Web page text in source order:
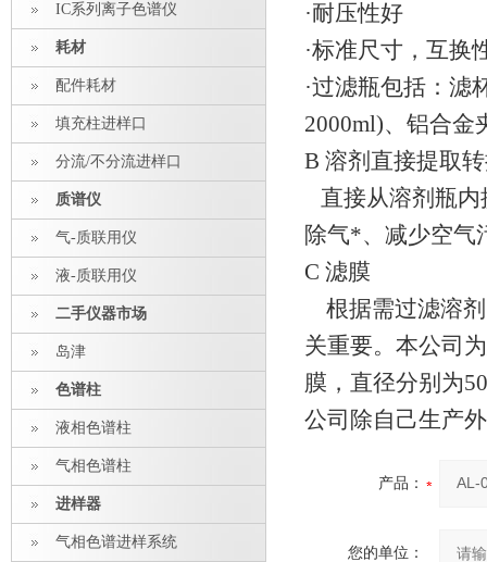
IC系列离子色谱仪
耗材
配件耗材
填充柱进样口
分流/不分流进样口
质谱仪
气-质联用仪
液-质联用仪
二手仪器市场
岛津
色谱柱
液相色谱柱
气相色谱柱
进样器
气相色谱进样系统
·耐压性好
·标准尺寸，互换
·过滤瓶包括：滤
2000ml)、铝合金
B 溶剂直接提取
直接从溶剂瓶内
除气*、减少空气
C 滤膜
根据需过滤溶剂
关重要。本公司
膜，直径分别为
公司除自己生产
产品：
您的单位：